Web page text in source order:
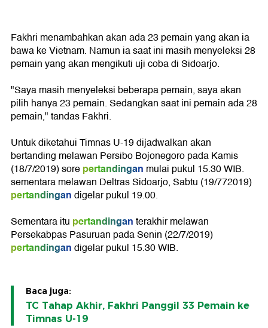
Fakhri menambahkan akan ada 23 pemain yang akan ia
bawa ke Vietnam. Namun ia saat ini masih menyeleksi 28
pemain yang akan mengikuti uji coba di Sidoarjo.
"Saya masih menyeleksi beberapa pemain, saya akan
pilih hanya 23 pemain. Sedangkan saat ini pemain ada 28
pemain," tandas Fakhri.
Untuk diketahui Timnas U-19 dijadwalkan akan
bertanding melawan Persibo Bojonegoro pada Kamis
(18/7/2019) sorepertandingan mulai pukul 15.30 WIB.
sementara melawan Deltras Sidoarjo, Sabtu (19/772019)
pertandingandigelar pukul 19.00.
Sementara itu pertandinganterakhir melawan
Persekabpas Pasuruan pada Senin (22/7/2019)
pertandingandigelar pukul 15.30 WIB.
Baca juga:
TC Tahap Akhir, Fakhri Panggil 33 Pemain ke
Timnas U-19